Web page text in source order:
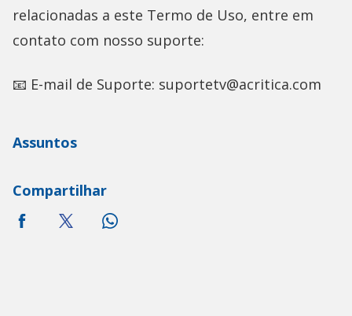
relacionadas a este Termo de Uso, entre em
contato com nosso suporte:
📧 E-mail de Suporte: suportetv@acritica.com
Assuntos
Compartilhar